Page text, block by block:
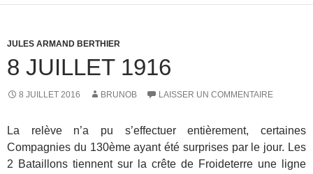
JULES ARMAND BERTHIER
8 JUILLET 1916
8 JUILLET 2016 BRUNOB LAISSER UN COMMENTAIRE
La relève n’a pu s’effectuer entièrement, certaines
Compagnies du 130ème ayant été surprises par le jour. Les
2 Bataillons tiennent sur la crête de Froideterre une ligne